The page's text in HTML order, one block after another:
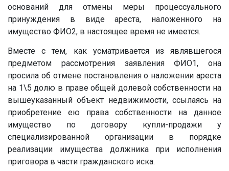
оснований для отмены меры процессуального
принуждения в виде ареста, наложенного на
имущество ФИО2, в настоящее время не имеется.
Вместе с тем, как усматривается из являвшегося
предметом рассмотрения заявления ФИО1, она
просила об отмене постановления о наложении ареста
на 1\5 долю в праве общей долевой собственности на
вышеуказанный объект недвижимости, ссылаясь на
приобретение ею права собственности на данное
имущество по договору купли-продажи у
специализированной организации в порядке
реализации имущества должника при исполнения
приговора в части гражданского иска.